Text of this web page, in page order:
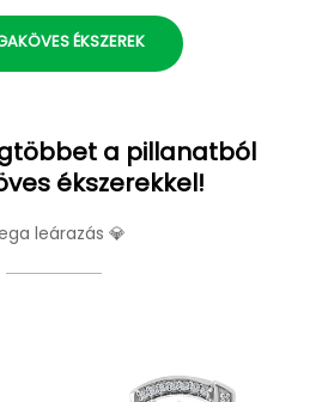
ÉKSZEREK
a pillanatból
ékszerekkel!
leárazás 💎